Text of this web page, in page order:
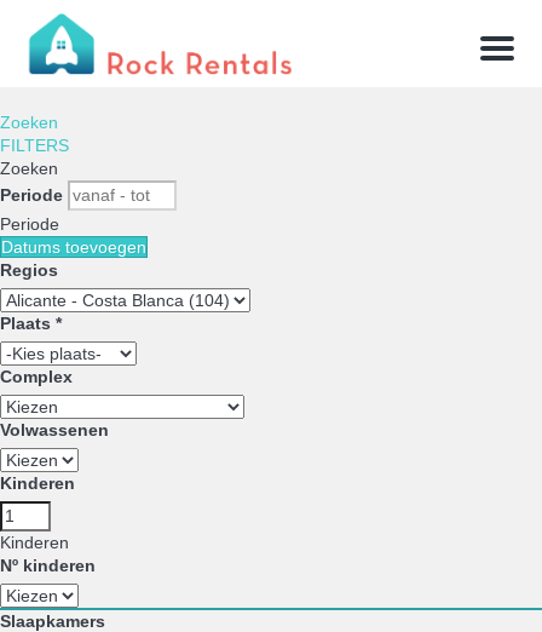
Menu
Zoeken
FILTERS
Zoeken
Periode
Periode
Datums toevoegen
Regios
Plaats *
Complex
Volwassenen
Kinderen
Kinderen
Nº kinderen
Slaapkamers